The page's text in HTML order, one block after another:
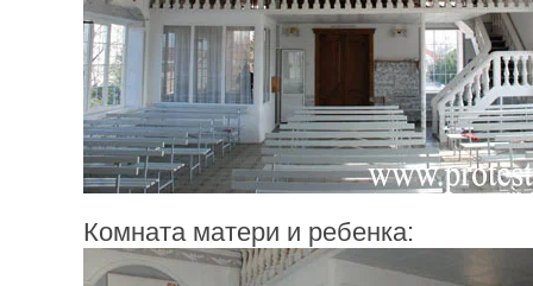
Комната матери и ребенка: